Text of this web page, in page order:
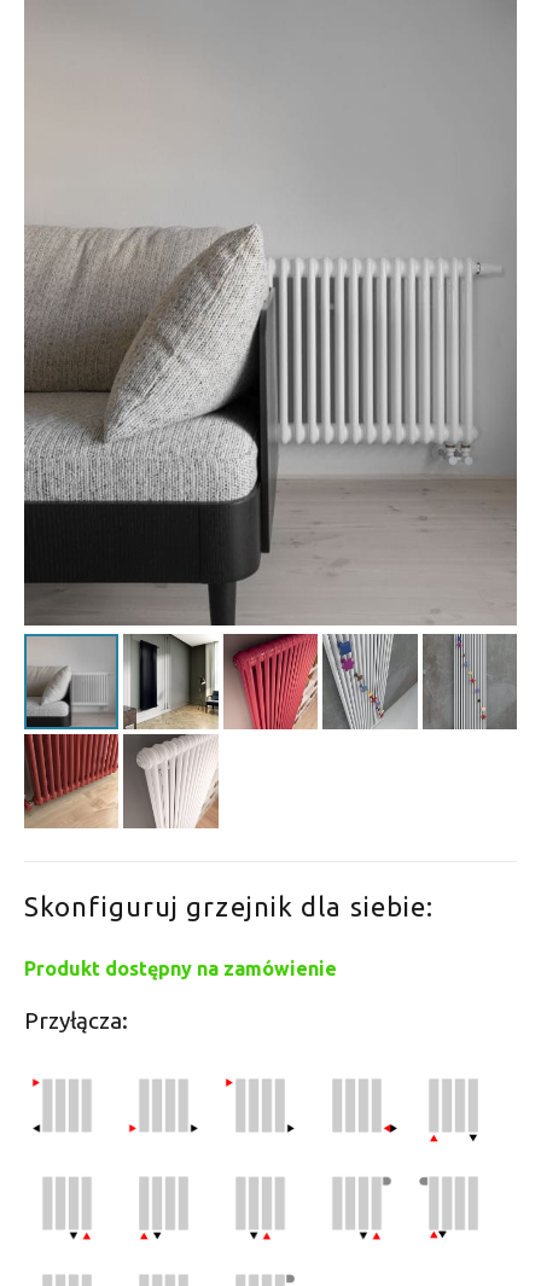
Skonfiguruj grzejnik dla siebie:
Produkt dostępny na zamówienie
Przyłącza: